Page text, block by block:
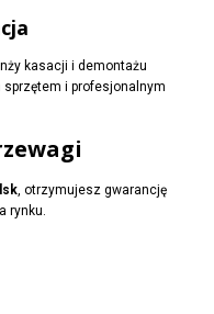
kasacji i demontażu
sprzętem i profesjonalnym
, otrzymujesz gwarancję
rynku.